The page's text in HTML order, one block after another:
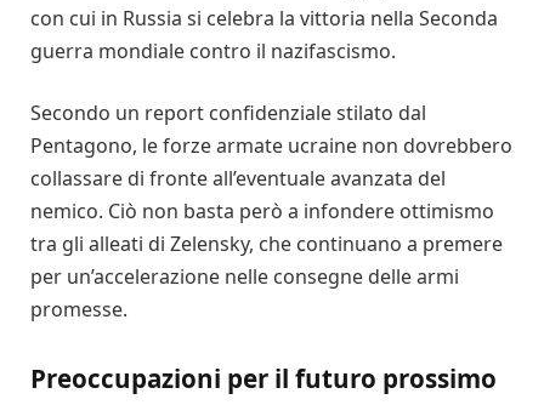
con cui in Russia si celebra la vittoria nella Seconda
guerra mondiale contro il nazifascismo.
Secondo un report confidenziale stilato dal
Pentagono, le forze armate ucraine non dovrebbero
collassare di fronte all’eventuale avanzata del
nemico. Ciò non basta però a infondere ottimismo
tra gli alleati di Zelensky, che continuano a premere
per un’accelerazione nelle consegne delle armi
promesse.
Preoccupazioni per il futuro prossimo